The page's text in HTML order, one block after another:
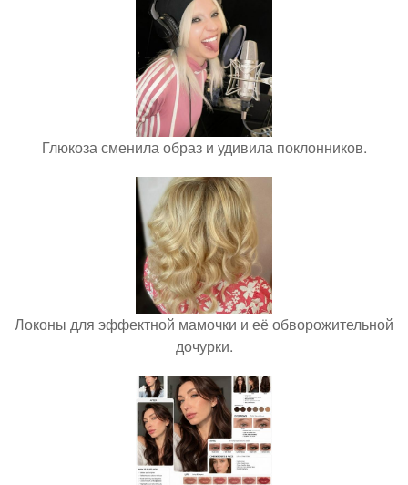
Глюкоза сменила образ и удивила поклонников.
Локоны для эффектной мамочки и её обворожительной
дочурки.